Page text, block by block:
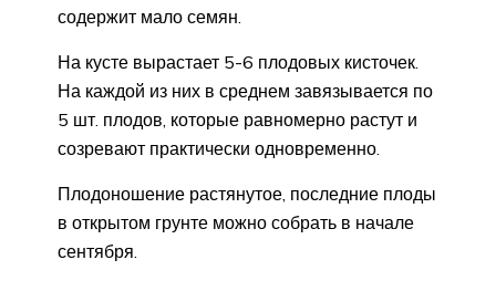
содержит мало семян.
На кусте вырастает 5-6 плодовых кисточек.
На каждой из них в среднем завязывается по
5 шт. плодов, которые равномерно растут и
созревают практически одновременно.
Плодоношение растянутое, последние плоды
в открытом грунте можно собрать в начале
сентября.